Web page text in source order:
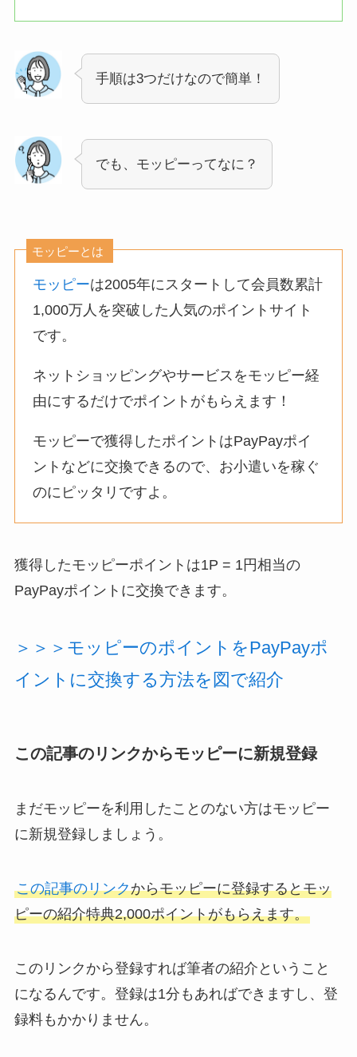
手順は3つだけなので簡単！
でも、モッピーってなに？
モッピーとは
モッピーは2005年にスタートして会員数累計
1,000万人を突破した人気のポイントサイト
です。
ネットショッピングやサービスをモッピー経
由にするだけでポイントがもらえます！
モッピーで獲得したポイントはPayPayポイ
ントなどに交換できるので、お小遣いを稼ぐ
のにピッタリですよ。
獲得したモッピーポイントは1P = 1円相当の
PayPayポイントに交換できます。
＞＞＞モッピーのポイントをPayPayポ
イントに交換する方法を図で紹介
この記事のリンクからモッピーに新規登録
まだモッピーを利用したことのない方はモッピー
に新規登録しましょう。
この記事のリンクからモッピーに登録するとモッ
ピーの紹介特典2,000ポイントがもらえます。
このリンクから登録すれば筆者の紹介ということ
になるんです。登録は1分もあればできますし、登
録料もかかりません。